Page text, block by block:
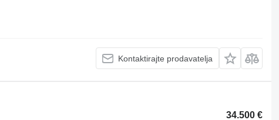
Kontaktirajte prodavatelja
34.500 €